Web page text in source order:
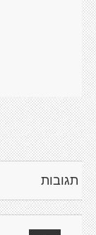
תגובות